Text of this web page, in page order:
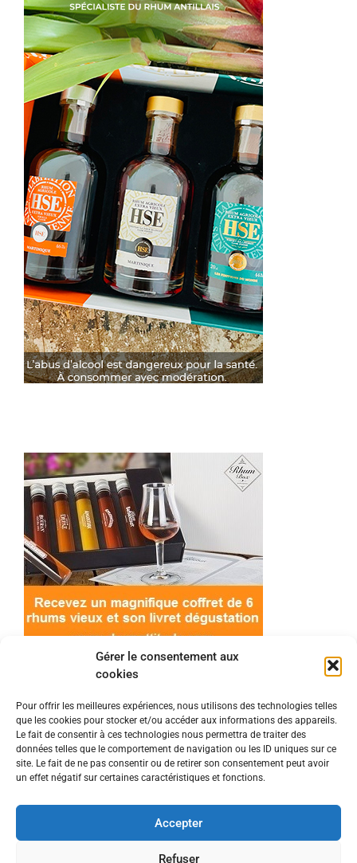
Gérer le consentement aux
cookies
Pour offrir les meilleures expériences, nous utilisons des technologies telles
que les cookies pour stocker et/ou accéder aux informations des appareils.
Le fait de consentir à ces technologies nous permettra de traiter des
données telles que le comportement de navigation ou les ID uniques sur ce
site. Le fait de ne pas consentir ou de retirer son consentement peut avoir
un effet négatif sur certaines caractéristiques et fonctions.
Accepter
Refuser
© 2022 Meilleur-rhum.net - Tous droits réservés
Mentions légales-Politique de cookies
consommer avec modération.
En tant que Partenaire Amazon, je réalise un